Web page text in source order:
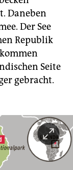
Daneben
Der See
Republik
Seite
gebracht.